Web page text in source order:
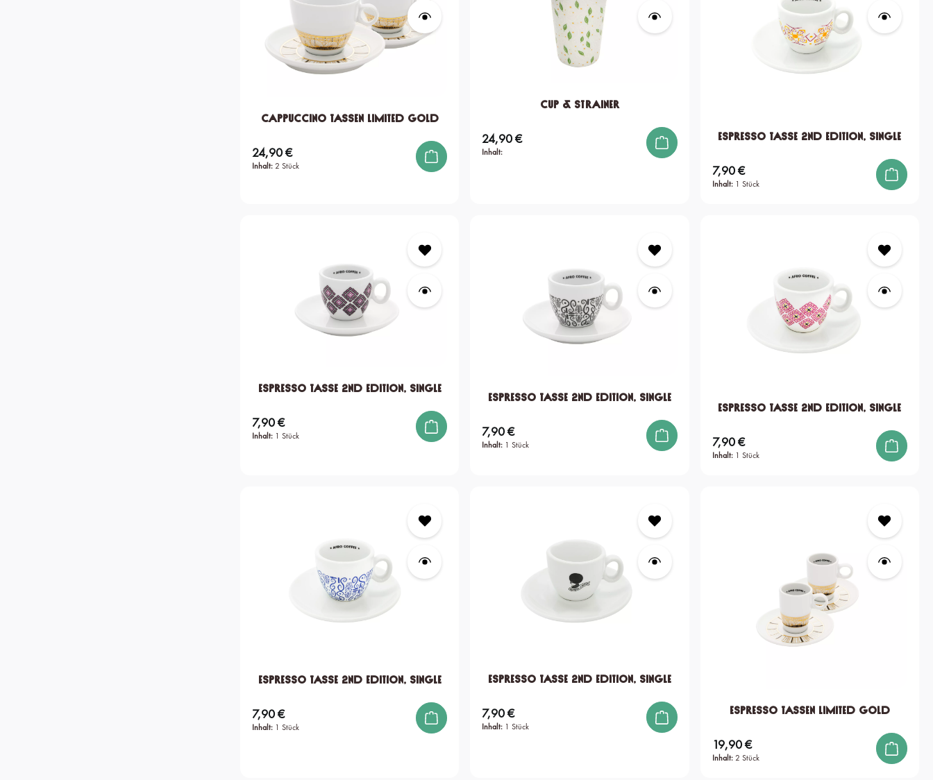
Cappuccino Tassen Limited Gold
Inhalt: 2 Stück
Regulärer Preis:
24,90 €
Cup & Strainer
Inhalt:
Regulärer Preis:
24,90 € Espresso Tasse 2nd edition, single
Inhalt: 1 Stück
Regulärer Preis:
7,90 €
Espresso Tasse 2nd edition, single
Inhalt: 1 Stück
Regulärer Preis:
7,90 €
Espresso Tasse 2nd edition, single
Inhalt: 1 Stück
Regulärer Preis:
7,90 €
Espresso Tasse 2nd edition, single
Inhalt: 1 Stück
Regulärer Preis:
7,90 €
Espresso Tasse 2nd edition, single
Inhalt: 1 Stück
Regulärer Preis:
7,90 €
Espresso Tasse 2nd edition, single
Inhalt: 1 Stück
Regulärer Preis:
7,90 € Espresso Tassen Limited Gold
Inhalt: 2 Stück
Regulärer Preis:
19,90 €